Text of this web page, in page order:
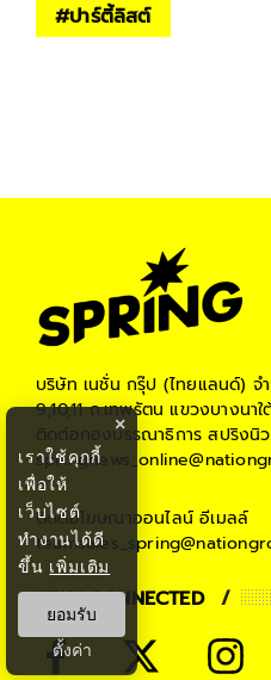
#ปาร์ตี้ลิสต์
บริษัท เนชั่น กรุ๊ป (ไทยแลนด์) จ
9,10,11 ถ.เทพรัตน แขวงบางนา
ติดต่อกองบรรณาธิการ สปริงนิ
ติดต่อโฆษณาออนไลน์ อีเมลล์
STAY CONNECTED
×
เราใช้คุกกี้
เพื่อให้
เว็บไซต์
ทำงานได้ดี
ขึ้น เพิ่มเติม
ยอมรับ
ตั้งค่า